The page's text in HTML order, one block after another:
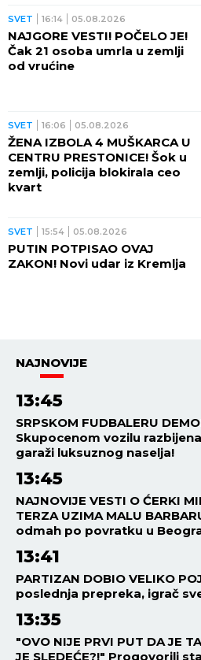
ekplozijom šokirali grad,
policija digla helikopter!
SVET 17:59 05.08.2026
epskih razmera PRED NOVE
IZBORE! Pretio i da će pucati u
suprugu drugog muškarca
(VIDEO)
SVET 17:30 05.08.2026
PAKAO NA ZEMLJI: Čak 27
NOVI toplotni udar! U ovom
gradu izmereno neverovatnih
75 STEPENI NA ASFALTU!
ČUDO NAD ČUDIMA: Avion se
srušio u najgoroj zabiti, PILOTI
PRONAĐENI ŽIVI I ZDRAVI!
Ovako su preživeli
SVET 16:32 05.08.2026
KLUPKO SE ODMOTAVA:
Američke banke KASNILE sa
prijavom sumnjivih transakcija
pedofila Epstajna!
SVET 05.08.2026
NAJGORE VESTI! POČELO JE!
od vrućine